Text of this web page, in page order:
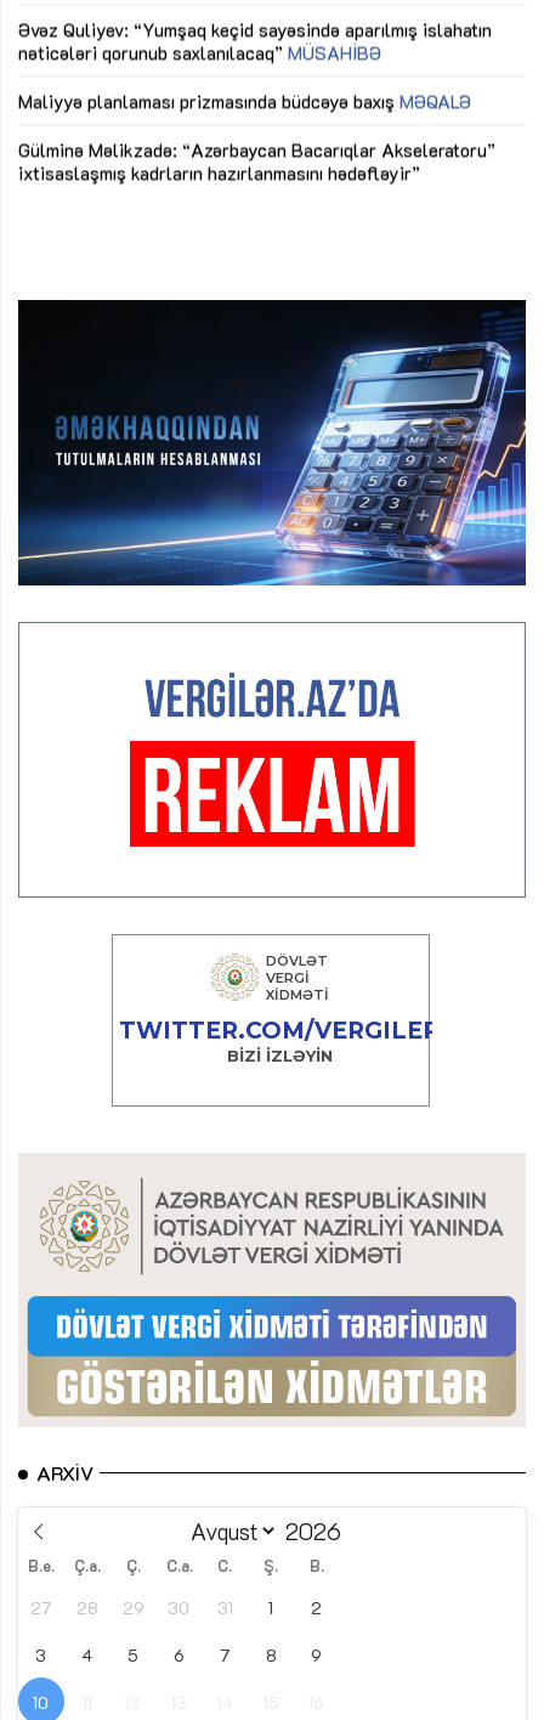
Əvəz Quliyev: “Yumşaq keçid sayəsində aparılmış islahatın
nəticələri qorunub saxlanılacaq” MÜSAHİBƏ
Maliyyə planlaması prizmasında büdcəyə baxış MƏQALƏ
Gülminə Məlikzadə: “Azərbaycan Bacarıqlar Akseleratoru”
ixtisaslaşmış kadrların hazırlanmasını hədəfləyir”
ARXIV
B.e. Ç.a. Ç. C.a. C. Ş. B.
27 28 29 30 31 1 2
3 4 5 6 7 8 9
10